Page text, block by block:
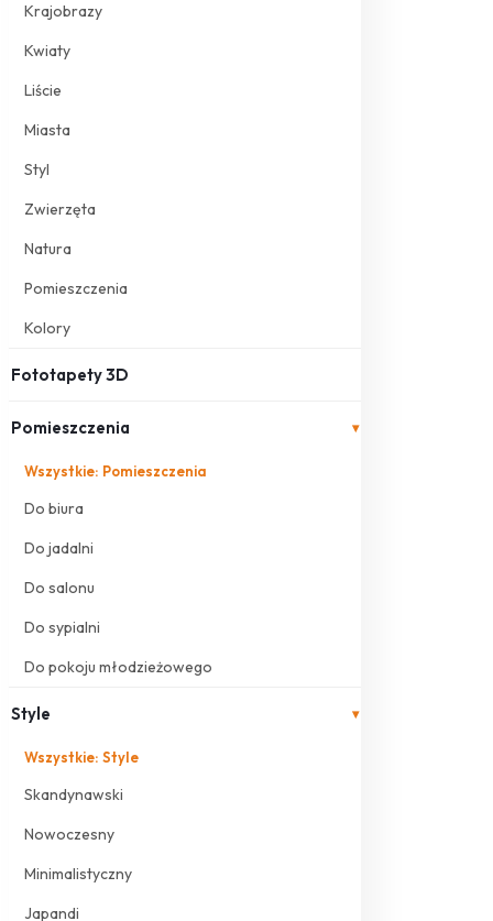
Krajobrazy
Kwiaty
Liście
Miasta
Styl
Zwierzęta
Natura
Pomieszczenia
Kolory
Fototapety 3D
Pomieszczenia ▾
Wszystkie: Pomieszczenia
Do biura
Do jadalni
Do salonu
Do sypialni
Do pokoju młodzieżowego
Style ▾
Wszystkie: Style
Skandynawski
Nowoczesny
Minimalistyczny
Japandi